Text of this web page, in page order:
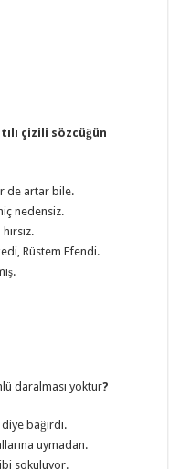
çizili sözcüğün
de artar bile.
nedensiz.
Rüstem Efendi.
daralması yoktur?
bağırdı.
uymadan.
sokuluyor.